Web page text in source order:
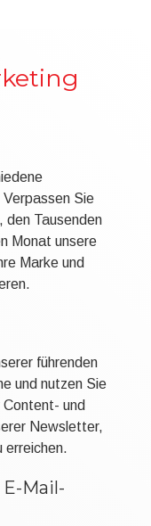
Sie
den Tausenden
Monat unsere
Marke und
führenden
und nutzen Sie
und
Newsletter,
erreichen.
Mail-